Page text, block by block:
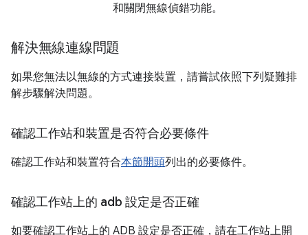
和關閉無線偵錯功能。
解決無線連線問題
如果您無法以無線的方式連接裝置，請嘗試依照下列疑難排
解步驟解決問題。
確認工作站和裝置是否符合必要條件
確認工作站和裝置符合本節開頭列出的必要條件。
確認工作站上的 adb 設定是否正確
如要確認工作站上的 ADB 設定是否正確，請在工作站上開